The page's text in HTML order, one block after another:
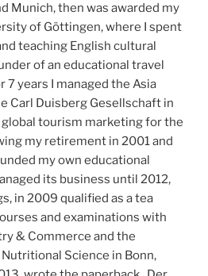
Munich, then was awarded my
of Göttingen, where I spent
teaching English cultural
of an educational travel
years I managed the Asia
Carl Duisberg Gesellschaft in
tourism marketing for the
my retirement in 2001 and
my own educational
its business until 2012,
in 2009 qualified as a tea
and examinations with
& Commerce and the
Science in Bonn,